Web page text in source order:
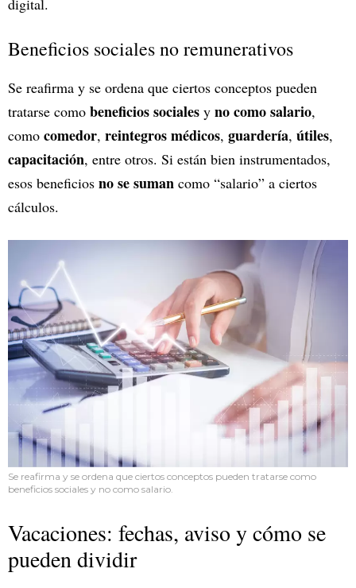
digital.
Beneficios sociales no remunerativos
Se reafirma y se ordena que ciertos conceptos pueden
tratarse como beneficios sociales y no como salario,
como comedor, reintegros médicos, guardería, útiles,
capacitación, entre otros. Si están bien instrumentados,
esos beneficios no se suman como “salario” a ciertos
cálculos.
Se reafirma y se ordena que ciertos conceptos pueden tratarse como
beneficios sociales y no como salario.
Vacaciones: fechas, aviso y cómo se
pueden dividir